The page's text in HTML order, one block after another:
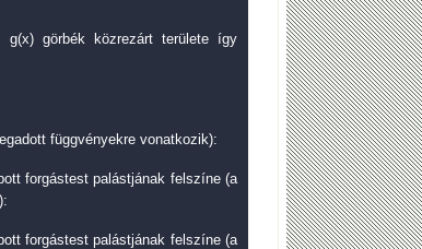
görbék közrezárt területe így
függvényekre vonatkozik):
forgástest palástjának felszíne (a
forgástest palástjának felszíne (a